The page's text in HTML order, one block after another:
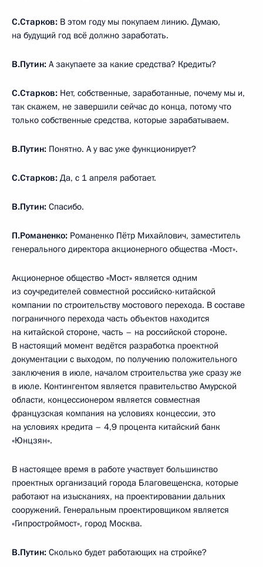
С.Старков: В этом году мы покупаем линию. Думаю,
на будущий год всё должно заработать.
В.Путин: А закупаете за какие средства? Кредиты?
С.Старков: Нет, собственные, заработанные, почему мы и,
так скажем, не завершили сейчас до конца, потому что
только собственные средства, которые зарабатываем.
В.Путин: Понятно. А у вас уже функционирует?
С.Старков: Да, с 1 апреля работает.
В.Путин: Спасибо.
П.Романенко: Романенко Пётр Михайлович, заместитель
генерального директора акционерного общества «Мост».
Акционерное общество «Мост» является одним
из соучредителей совместной российско-китайской
компании по строительству мостового перехода. В составе
пограничного перехода часть объектов находится
на китайской стороне, часть – на российской стороне.
В настоящий момент ведётся разработка проектной
документации с выходом, по получению положительного
заключения в июле, началом строительства уже сразу же
в июле. Контингентом является правительство Амурской
области, концессионером является совместная
французская компания на условиях концессии, это
на условиях кредита – 4,9 процента китайский банк
«Юнцзян».
В настоящее время в работе участвует большинство
проектных организаций города Благовещенска, которые
работают на изысканиях, на проектировании дальних
сооружений. Генеральным проектировщиком является
«Гипростроймост», город Москва.
В.Путин: Сколько будет работающих на стройке?